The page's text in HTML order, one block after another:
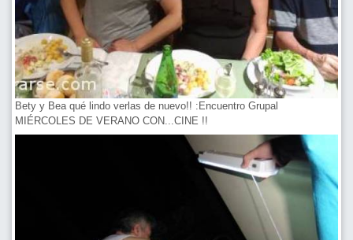
Bety y Bea qué lindo verlas de nuevo!! :Encuentro Grupal
MIÉRCOLES DE VERANO CON...CINE !!